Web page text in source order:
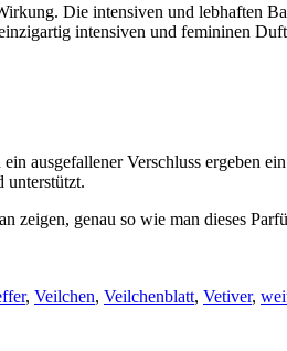
Die intensiven und lebhaften
intensiven und femininen
ausgefallener Verschluss ergeben
unterstützt.
zeigen, genau so wie man dieses
, Veilchen, Veilchenblatt, Vetiver,